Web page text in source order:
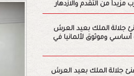
من التقدم والازدهار
جلالة الملك بعيد العرش
وموثوق لألمانيا في
جلالة الملك بعيد العرش